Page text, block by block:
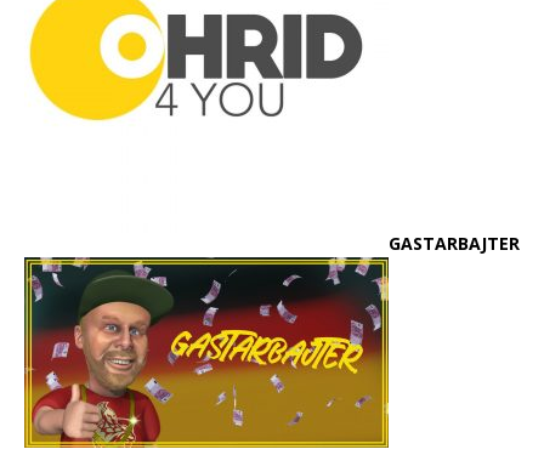
GASTARBAJTER